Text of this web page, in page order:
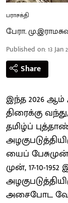
பராசக்தி
பேரா.
Published on:13 Jan
Share
இந்த 2026
திரைக்கு
தமிழ்ப்
யைப்
முன், 17-10-
அசைபோட